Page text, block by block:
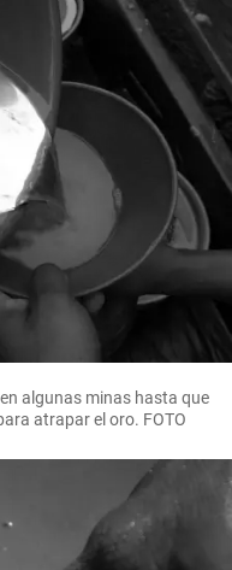
algunas minas hasta que
atrapar el oro. FOTO